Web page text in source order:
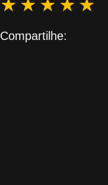
★
★
★
★
★
Compartilhe: